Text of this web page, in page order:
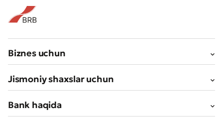
Biznes uchun
Jismoniy shaxslar uchun
Bank haqida